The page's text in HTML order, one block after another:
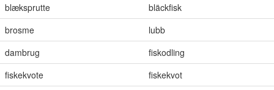
blæksprutte
bläckfisk
brosme
lubb
dambrug
fiskodling
fiskekvote
fiskekvot